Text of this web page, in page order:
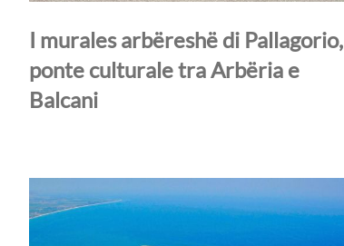
I murales arbëreshë di Pallagorio,
ponte culturale tra Arbëria e
Balcani